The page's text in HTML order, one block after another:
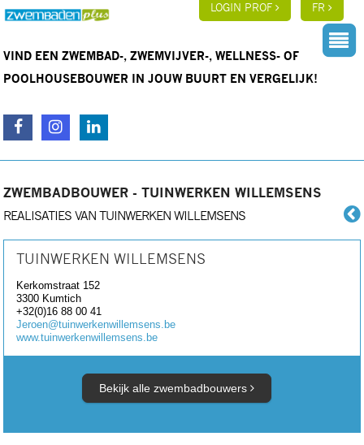
LOGIN PROF FR
VIND EEN ZWEMBAD-, ZWEMVIJVER-, WELLNESS- OF
POOLHOUSEBOUWER IN JOUW BUURT EN VERGELIJK!
ZWEMBADBOUWER - TUINWERKEN WILLEMSENS
REALISATIES VAN TUINWERKEN WILLEMSENS
TUINWERKEN WILLEMSENS
Kerkomstraat 152
3300 Kumtich
+32(0)16 88 00 41
Jeroen@tuinwerkenwillemsens.be
www.tuinwerkenwillemsens.be
Bekijk alle zwembadbouwers